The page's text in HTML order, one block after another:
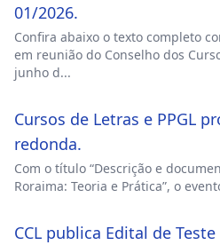
01/2026.
Confira abaixo o texto completo
em reunião do Conselho dos
junho d...
Cursos de Letras e PPGL
redonda.
Com o título “Descrição e
Roraima: Teoria e Prática”, o
CCL publica Edital de